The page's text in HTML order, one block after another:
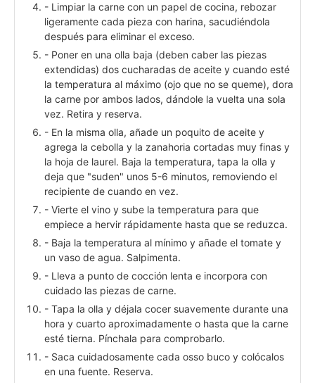
- Limpiar la carne con un papel de cocina, rebozar
ligeramente cada pieza con harina, sacudiéndola
después para eliminar el exceso.
- Poner en una olla baja (deben caber las piezas
extendidas) dos cucharadas de aceite y cuando esté
la temperatura al máximo (ojo que no se queme), dora
la carne por ambos lados, dándole la vuelta una sola
vez. Retira y reserva.
- En la misma olla, añade un poquito de aceite y
agrega la cebolla y la zanahoria cortadas muy finas y
la hoja de laurel. Baja la temperatura, tapa la olla y
deja que "suden" unos 5-6 minutos, removiendo el
recipiente de cuando en vez.
- Vierte el vino y sube la temperatura para que
empiece a hervir rápidamente hasta que se reduzca.
- Baja la temperatura al mínimo y añade el tomate y
un vaso de agua. Salpimenta.
- Lleva a punto de cocción lenta e incorpora con
cuidado las piezas de carne.
- Tapa la olla y déjala cocer suavemente durante una
hora y cuarto aproximadamente o hasta que la carne
esté tierna. Pínchala para comprobarlo.
- Saca cuidadosamente cada osso buco y colócalos
en una fuente. Reserva.